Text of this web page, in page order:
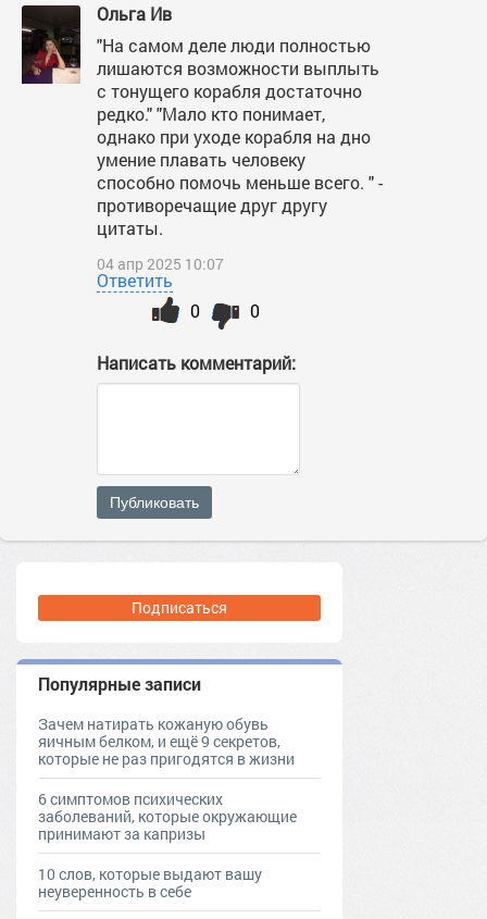
Ольга Ив
"На самом деле люди полностью
лишаются возможности выплыть
с тонущего корабля достаточно
редко." "Мало кто понимает,
однако при уходе корабля на дно
умение плавать человеку
способно помочь меньше всего. " -
противоречащие друг другу
цитаты.
04 апр 2025 10:07
Ответить
0
0
Написать комментарий:
Публиковать
Подписаться
Популярные записи
Зачем натирать кожаную обувь
яичным белком, и ещё 9 секретов,
которые не раз пригодятся в жизни
6 симптомов психических
заболеваний, которые окружающие
принимают за капризы
10 слов, которые выдают вашу
неуверенность в себе